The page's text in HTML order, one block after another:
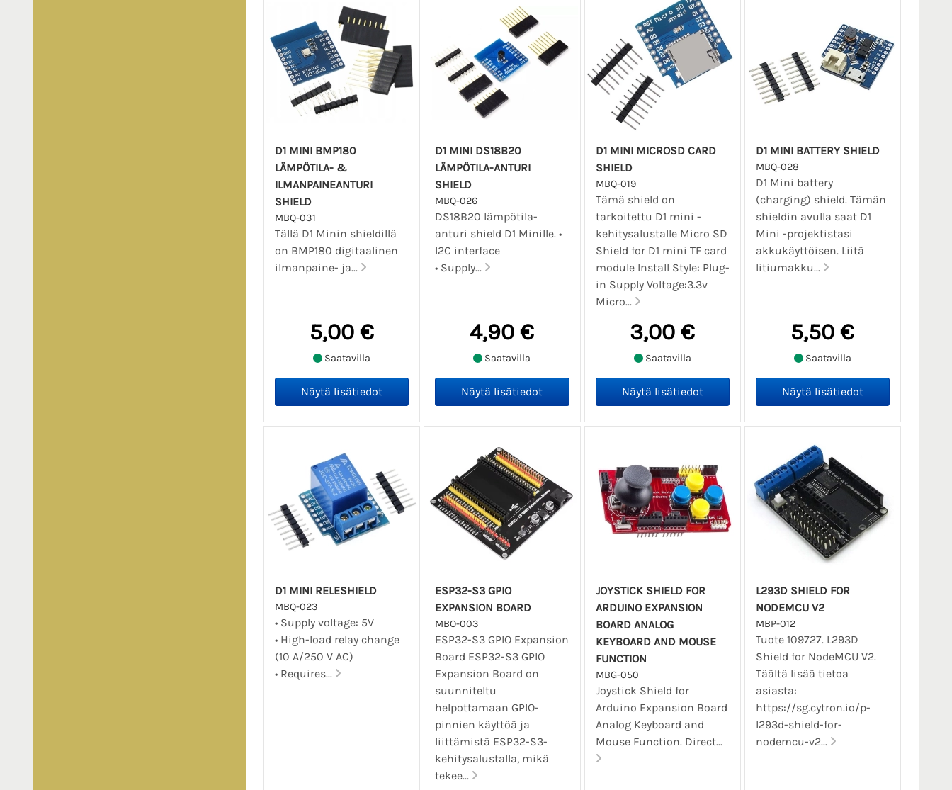
D1 MINI BMP180
LÄMPÖTILA- &
ILMANPAINEANTURI
SHIELD
MBQ-031
Tällä D1 Minin shieldillä
on BMP180 digitaalinen
ilmanpaine- ja...
5,00 €
Saatavilla
D1 MINI DS18B20
LÄMPÖTILA-ANTURI
SHIELD
MBQ-026
DS18B20 lämpötila-
anturi shield D1 Minille. •
I2C interface
• Supply...
4,90 €
Saatavilla
D1 MINI MICROSD CARD
SHIELD
MBQ-019
Tämä shield on
tarkoitettu D1 mini -
kehitysalustalle Micro SD
Shield for D1 mini TF card
module Install Style: Plug-
in Supply Voltage:3.3v
Micro...
3,00 €
Saatavilla
D1 MINI BATTERY SHIELD
MBQ-028
D1 Mini battery
(charging) shield. Tämän
shieldin avulla saat D1
Mini -projektistasi
akkukäyttöisen. Liitä
litiumakku...
5,50 €
Saatavilla
D1 MINI RELESHIELD
MBQ-023
• Supply voltage: 5V
• High-load relay change
(10 A/250 V AC)
• Requires...
ESP32-S3 GPIO
EXPANSION BOARD
MBO-003
ESP32-S3 GPIO Expansion
Board ESP32-S3 GPIO
Expansion Board on
suunniteltu
helpottamaan GPIO-
pinnien käyttöä ja
liittämistä ESP32-S3-
kehitysalustalla, mikä
tekee...
JOYSTICK SHIELD FOR
ARDUINO EXPANSION
BOARD ANALOG
KEYBOARD AND MOUSE
FUNCTION
MBG-050
Joystick Shield for
Arduino Expansion Board
Analog Keyboard and
Mouse Function. Direct...
L293D SHIELD FOR
NODEMCU V2
MBP-012
Tuote 109727. L293D
Shield for NodeMCU V2.
Täältä lisää tietoa
asiasta:
https://sg.cytron.io/p-
l293d-shield-for-
nodemcu-v2...